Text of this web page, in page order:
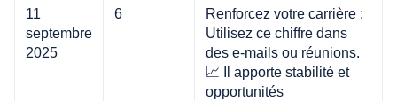
11
septembre
2025
6
Renforcez votre carrière :
Utilisez ce chiffre dans
des e-mails ou réunions.
📈 Il apporte stabilité et
opportunités